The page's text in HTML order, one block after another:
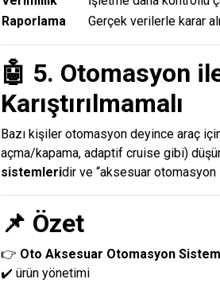
Raporlama
Gerçek verilerle karar
🤖 5. Otomasyon
Karıştırılmamalı
Bazı kişiler otomasyon deyince araç
açma/kapama, adaptif cruise gibi)
sistemleridir ve “aksesuar
📌 Özet
👉 Oto Aksesuar Otomasyon
✔️ ürün yönetimi